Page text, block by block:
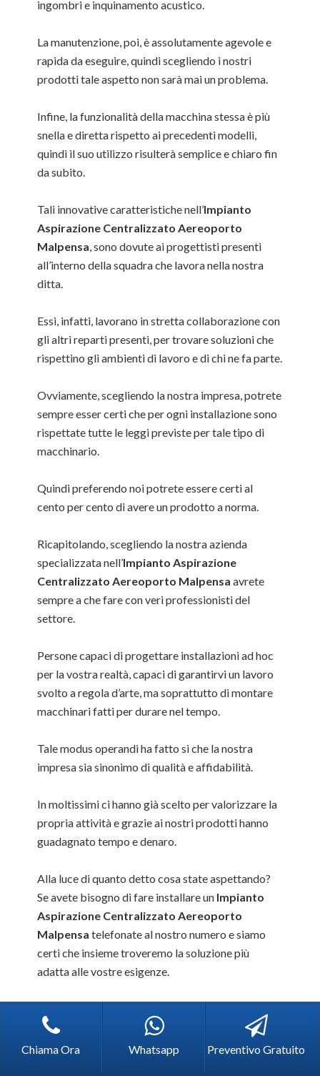
ingombri e inquinamento acustico.
La manutenzione, poi, è assolutamente agevole e
rapida da eseguire, quindi scegliendo i nostri
prodotti tale aspetto non sarà mai un problema.
Infine, la funzionalità della macchina stessa è più
snella e diretta rispetto ai precedenti modelli,
quindi il suo utilizzo risulterà semplice e chiaro fin
da subito.
Tali innovative caratteristiche nell’Impianto
Aspirazione Centralizzato Aereoporto
Malpensa, sono dovute ai progettisti presenti
all’interno della squadra che lavora nella nostra
ditta.
Essi, infatti, lavorano in stretta collaborazione con
gli altri reparti presenti, per trovare soluzioni che
rispettino gli ambienti di lavoro e di chi ne fa parte.
Ovviamente, scegliendo la nostra impresa, potrete
sempre esser certi che per ogni installazione sono
rispettate tutte le leggi previste per tale tipo di
macchinario.
Quindi preferendo noi potrete essere certi al
cento per cento di avere un prodotto a norma.
Ricapitolando, scegliendo la nostra azienda
specializzata nell’Impianto Aspirazione
Centralizzato Aereoporto Malpensa avrete
sempre a che fare con veri professionisti del
settore.
Persone capaci di progettare installazioni ad hoc
per la vostra realtà, capaci di garantirvi un lavoro
svolto a regola d’arte, ma soprattutto di montare
macchinari fatti per durare nel tempo.
Tale modus operandi ha fatto si che la nostra
impresa sia sinonimo di qualità e affidabilità.
In moltissimi ci hanno già scelto per valorizzare la
propria attività e grazie ai nostri prodotti hanno
guadagnato tempo e denaro.
Alla luce di quanto detto cosa state aspettando?
Se avete bisogno di fare installare un Impianto
Aspirazione Centralizzato Aereoporto
Malpensa telefonate al nostro numero e siamo
certi che insieme troveremo la soluzione più
adatta alle vostre esigenze.
Possiamo realizzare anche
sottostazioni per smaltire
sostanze pericolose e fumi
Chiama Ora Whatsapp Preventivo Gratuito